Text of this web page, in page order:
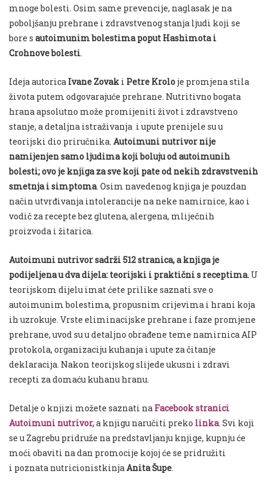
mnoge bolesti. Osim same prevencije, naglasak je na
poboljšanju prehrane i zdravstvenog stanja ljudi koji se
bore s autoimunim bolestima poput Hashimota i
Crohnove bolesti.
Ideja autorica Ivane Zovak i Petre Kroloje promjena stila
života putem odgovarajuće prehrane. Nutritivno bogata
hrana apsolutno može promijeniti život i zdravstveno
stanje, a detaljna istraživanja i upute prenijele su u
teorijski dio priručnika. Autoimuni nutrivor nije
namijenjen samo ljudima koji boluju od autoimunih
bolesti; ovo je knjiga za sve koji pate od nekih zdravstvenih
smetnja i simptoma. Osim navedenog knjiga je pouzdan
način utvrđivanja intolerancije na neke namirnice, kao i
vodič za recepte bez glutena, alergena, mliječnih
proizvoda i žitarica.
Autoimuni nutrivor sadrži 512 stranica, a knjiga je
podijeljena u dva dijela: teorijski i praktični s receptima. U
teorijskom dijelu imat ćete prilike saznati sve o
autoimunim bolestima, propusnim crijevima i hrani koja
ih uzrokuje. Vrste eliminacijske prehrane i faze promjene
prehrane, uvod su u detaljno obrađene teme namirnica AIP
protokola, organizaciju kuhanja i upute za čitanje
deklaracija. Nakon teorijskog slijede ukusni i zdravi
recepti za domaću kuhanu hranu.
Detalje o knjizi možete saznati na Facebook stranici
Autoimuni nutrivor,a knjigu naručiti preko linka. Svi koji
se u Zagrebu pridruže na predstavljanju knjige, kupnju će
moći obaviti na dan promocije kojoj će se pridružiti
i poznata nutricionistkinjaAnita Šupe.